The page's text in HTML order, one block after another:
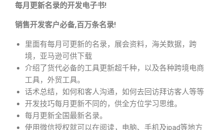
每月更新名录的开发电子书!
销售开发客户必备,百万条名录!
里面有每月可更新的名录，展会资料，海关数据，跨
境，亚马逊可供下载
介绍了货代必备的工具更新超千种，以及各种跨境电商
工具，外贸工具。
话术总结，如何和客人沟通，如何去回访拜访客人等等
开发技巧每月更新不同的，供全方位学习思维。
每月更新全国最新名录。
使用微信授权就可以在阅读，电脑、手机及ipad等地方